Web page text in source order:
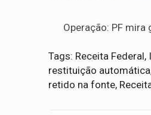
Operação: PF mira
Tags: Receita
restituição
retido na fonte,